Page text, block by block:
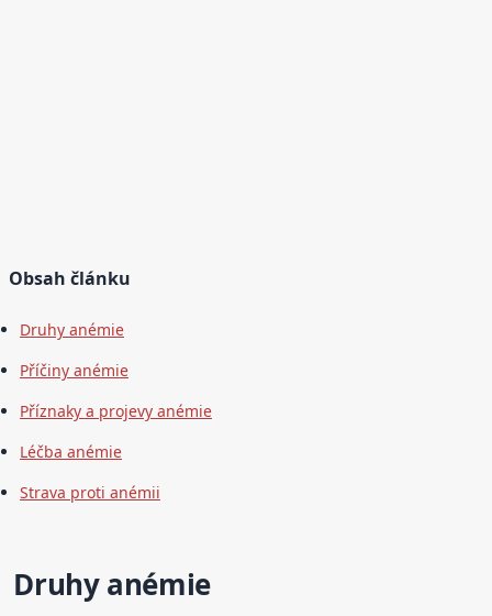
Obsah článku
Druhy anémie
Příčiny anémie
Příznaky a projevy anémie
Léčba anémie
Strava proti anémii
Druhy anémie